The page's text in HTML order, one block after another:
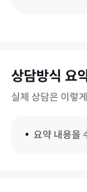
상담방식 요
실제 상담은 이렇
요약 내용을